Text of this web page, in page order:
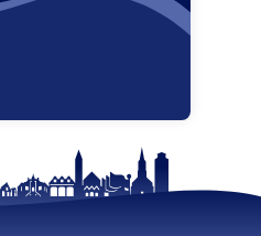
Karte vergrößern